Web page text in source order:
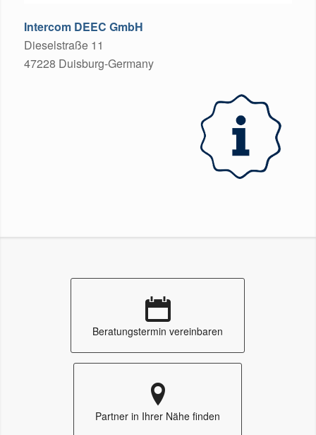
Intercom DEEC GmbH
Dieselstraße 11
47228 Duisburg-Germany
Beratungstermin vereinbaren
Partner in Ihrer Nähe finden